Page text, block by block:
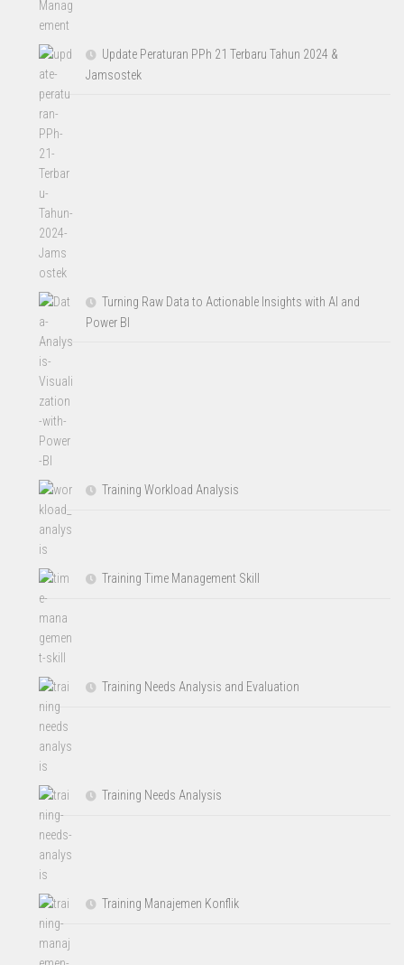
Update Peraturan PPh 21 Terbaru Tahun 2024 &
Jamsostek
Turning Raw Data to Actionable Insights with AI and
Power BI
Training Workload Analysis
Training Time Management Skill
Training Needs Analysis and Evaluation
Training Needs Analysis
Training Manajemen Konflik